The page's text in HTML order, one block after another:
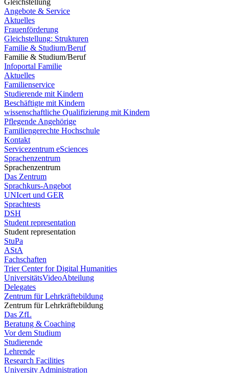
Gleichstellung
Angebote & Service
Aktuelles
Frauenförderung
Gleichstellung: Strukturen
Familie & Studium/Beruf
Familie & Studium/Beruf
Infoportal Familie
Aktuelles
Familienservice
Studierende mit Kindern
Beschäftigte mit Kindern
wissenschaftliche Qualifizierung mit Kindern
Pflegende Angehörige
Familiengerechte Hochschule
Kontakt
Servicezentrum eSciences
Sprachenzentrum
Sprachenzentrum
Das Zentrum
Sprachkurs-Angebot
UNIcert und GER
Sprachtests
DSH
Student representation
Student representation
StuPa
AStA
Fachschaften
Trier Center for Digital Humanities
UniversitätsVideoAbteilung
Delegates
Zentrum für Lehrkräftebildung
Zentrum für Lehrkräftebildung
Das ZfL
Beratung & Coaching
Vor dem Studium
Studierende
Lehrende
Research Facilities
University Administration